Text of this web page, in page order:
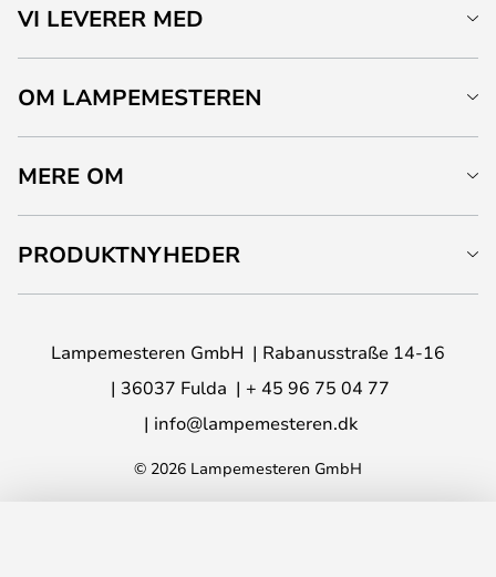
VI LEVERER MED
OM LAMPEMESTEREN
MERE OM
PRODUKTNYHEDER
Lampemesteren GmbH
Rabanusstraße 14-16
36037 Fulda
+ 45 96 75 04 77
info@lampemesteren.dk
© 2026 Lampemesteren GmbH